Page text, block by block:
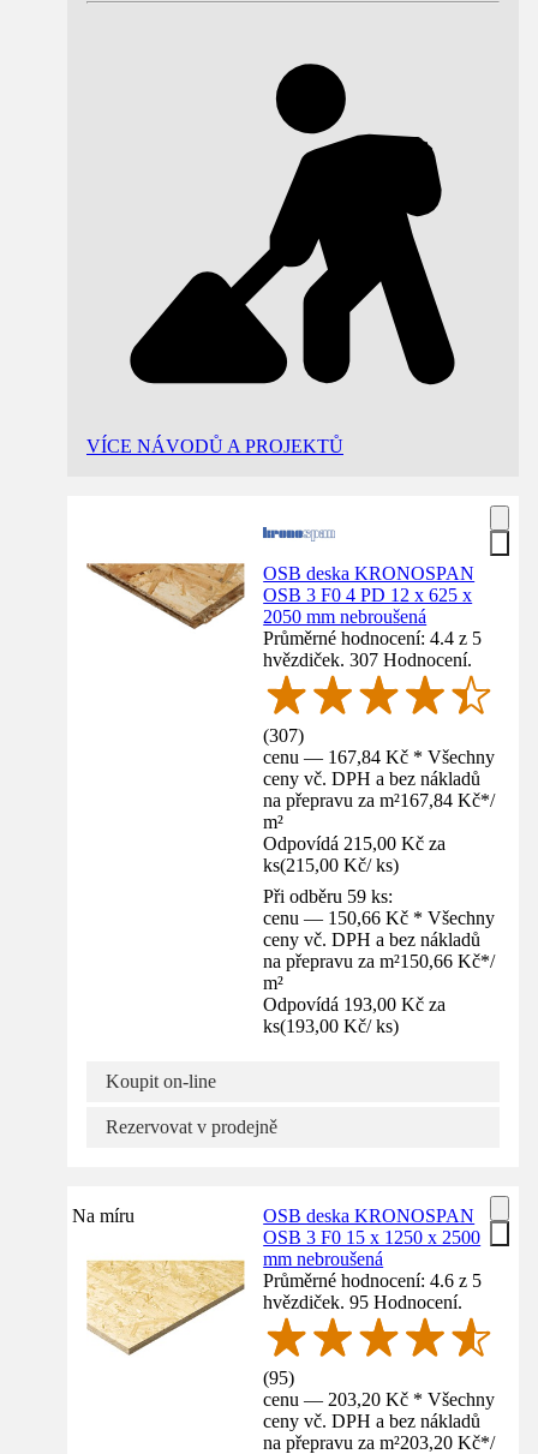
VÍCE NÁVODŮ A PROJEKTŮ
OSB deska KRONOSPAN
OSB 3 F0 4 PD 12 x 625 x
2050 mm nebroušená
Průměrné hodnocení: 4.4 z 5
hvězdiček. 307 Hodnocení.
(307)
cenu — 167,84 Kč * Všechny
ceny vč. DPH a bez nákladů
na přepravu za m²167,84 Kč*/
m²
Odpovídá 215,00 Kč za
ks(215,00 Kč/ ks)
Při odběru 59 ks:
cenu — 150,66 Kč * Všechny
ceny vč. DPH a bez nákladů
na přepravu za m²150,66 Kč*/
m²
Odpovídá 193,00 Kč za
ks(193,00 Kč/ ks)
Koupit on-line
Rezervovat v prodejně
Na míru
OSB deska KRONOSPAN
OSB 3 F0 15 x 1250 x 2500
mm nebroušená
Průměrné hodnocení: 4.6 z 5
hvězdiček. 95 Hodnocení.
(95)
cenu — 203,20 Kč * Všechny
ceny vč. DPH a bez nákladů
na přepravu za m²203,20 Kč*/